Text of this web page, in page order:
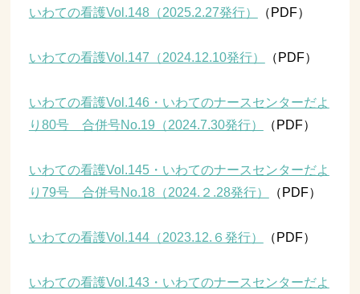
いわての看護Vol.148（2025.2.27発行） （PDF）
いわての看護Vol.147（2024.12.10発行） （PDF）
いわての看護Vol.146・いわてのナースセンターだよ
り80号 合併号No.19（2024.7.30発行）
（PDF）
いわての看護Vol.145・いわてのナースセンターだよ
り79号 合併号No.18（2024.２.28発行）
（PDF）
いわての看護Vol.144（2023.12.６発行） （PDF）
いわての看護Vol.143・いわてのナースセンターだよ